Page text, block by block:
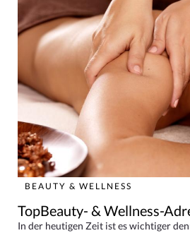
BEAUTY & WELLNESS
TopBeauty- & Wellness-
In der heutigen Zeit ist es wichtiger